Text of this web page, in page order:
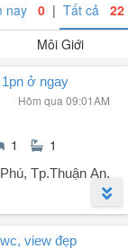
nay 0 | Tất cả 22
Môi Giới
ở ngay
Hôm qua 09:01AM
1 1
Tp.Thuận An,
view đẹp